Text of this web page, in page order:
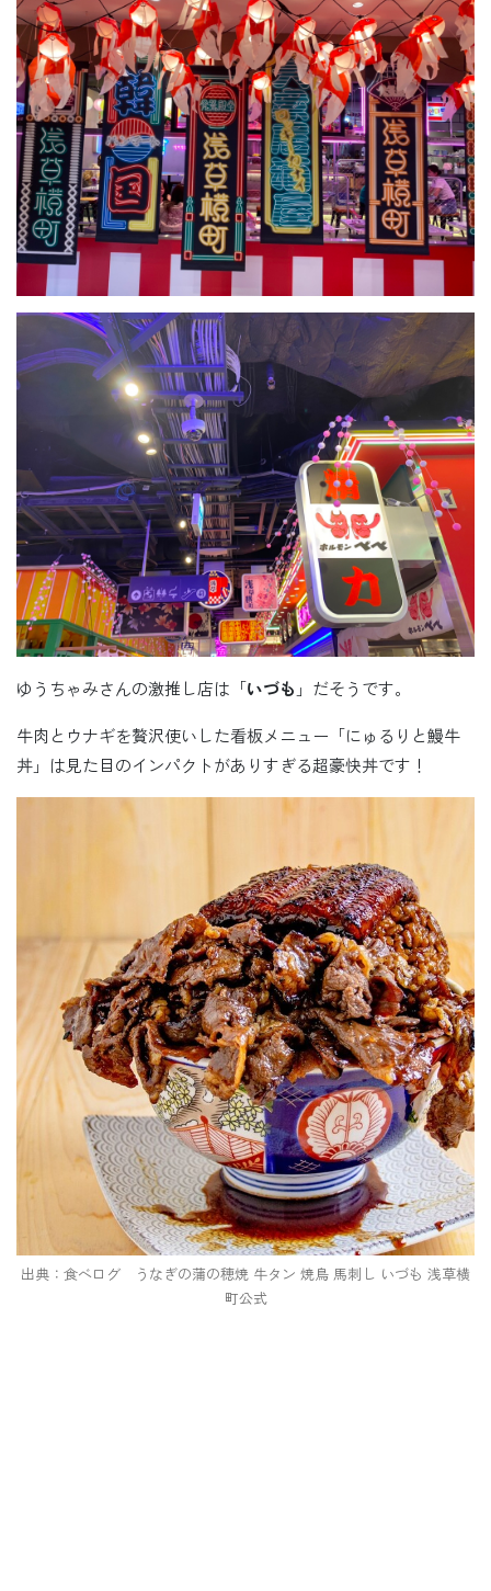
ゆうちゃみさんの激推し店は「いづも 」だそうです。
牛肉とウナギを贅沢使いした看板メニュー「にゅるりと鰻牛
丼」は見た目のインパクトがありすぎる超豪快丼です！
出典：食べログ うなぎの蒲の穂焼 牛タン 焼鳥 馬刺し いづも 浅草横
町公式